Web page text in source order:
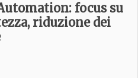
focus su
riduzione dei